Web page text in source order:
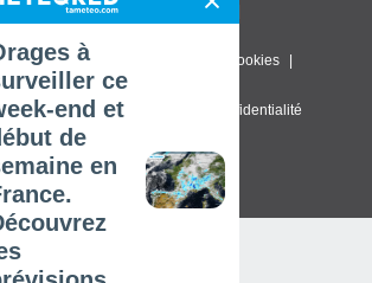
À propos de nous FAQ
& Conditions d'utilisation Cookies
Paramètres de confidentialité
Meteored. Tous droits réservés
à
ce
end et
de
en